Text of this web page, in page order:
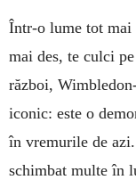
Într-o lume tot mai
mai des, te culci
război,
iconic: este o
în vremurile de
schimbat multe în